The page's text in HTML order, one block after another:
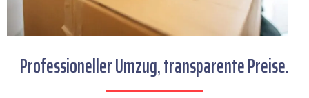
Professioneller Umzug, transparente Preise.